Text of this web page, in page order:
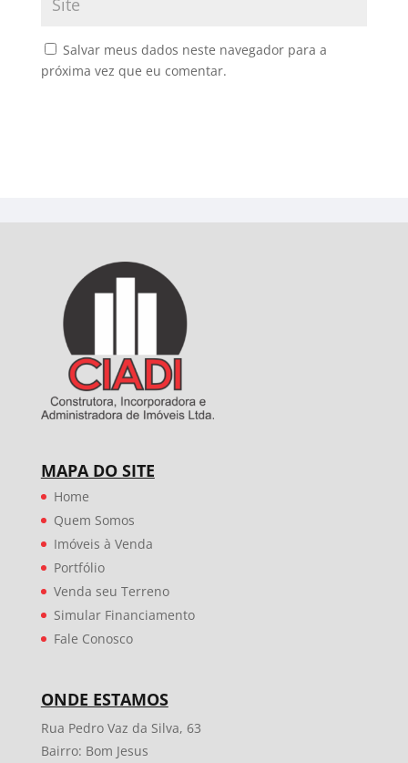
Salvar meus dados neste navegador para a
próxima vez que eu comentar.
MAPA DO SITE
Home
Quem Somos
Imóveis à Venda
Portfólio
Venda seu Terreno
Simular Financiamento
Fale Conosco
ONDE ESTAMOS
Rua Pedro Vaz da Silva, 63
Bairro: Bom Jesus